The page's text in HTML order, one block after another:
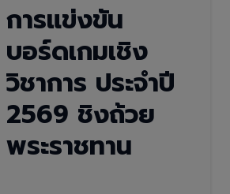
การแข่งขัน
บอร์ดเกมเชิง
วิชาการ ประจำปี
2569 ชิงถ้วย
พระราชทาน